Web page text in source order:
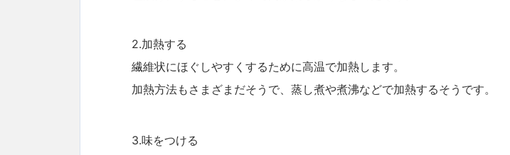
2.加熱する
繊維状にほぐしやすくするために高温で加熱します。
加熱方法もさまざまだそうで、蒸し煮や煮沸などで加熱するそうです。
3.味をつける